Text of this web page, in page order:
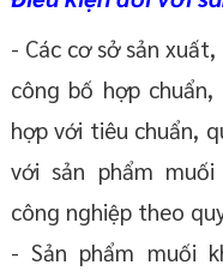
- Các cơ sở sản
công bố hợp
hợp với tiêu chuẩn,
với sản phẩm
công nghiệp theo
- Sản phẩm muối